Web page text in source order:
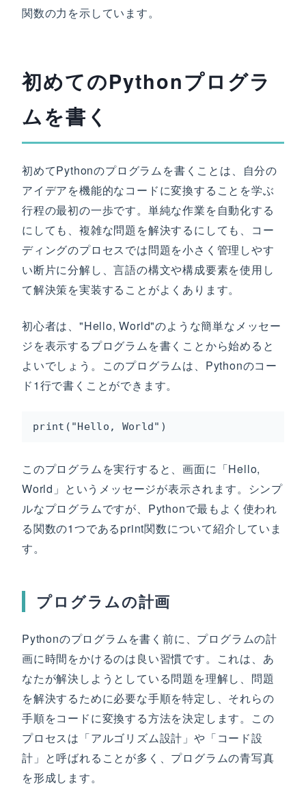
関数の力を示しています。
初めてのPythonプログラ
ムを書く
初めてPythonのプログラムを書くことは、自分の
アイデアを機能的なコードに変換することを学ぶ
行程の最初の一歩です。単純な作業を自動化する
にしても、複雑な問題を解決するにしても、コー
ディングのプロセスでは問題を小さく管理しやす
い断片に分解し、言語の構文や構成要素を使用し
て解決策を実装することがよくあります。
初心者は、"Hello, World"のような簡単なメッセー
ジを表示するプログラムを書くことから始めると
よいでしょう。このプログラムは、Pythonのコー
ド1行で書くことができます。
print("Hello, World")
このプログラムを実行すると、画面に「Hello,
World」というメッセージが表示されます。シンプ
ルなプログラムですが、Pythonで最もよく使われ
る関数の1つであるprint関数について紹介していま
す。
プログラムの計画
Pythonのプログラムを書く前に、プログラムの計
画に時間をかけるのは良い習慣です。これは、あ
なたが解決しようとしている問題を理解し、問題
を解決するために必要な手順を特定し、それらの
手順をコードに変換する方法を決定します。この
プロセスは「アルゴリズム設計」や「コード設
計」と呼ばれることが多く、プログラムの青写真
を形成します。